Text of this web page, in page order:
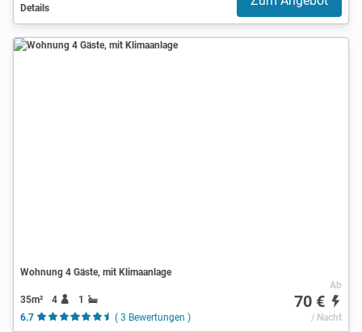
Details
Wohnung 4 Gäste, mit Klimaanlage
35m² 4
1
6.7
( 3 Bewertungen )
Ab
70 €
/ Nacht